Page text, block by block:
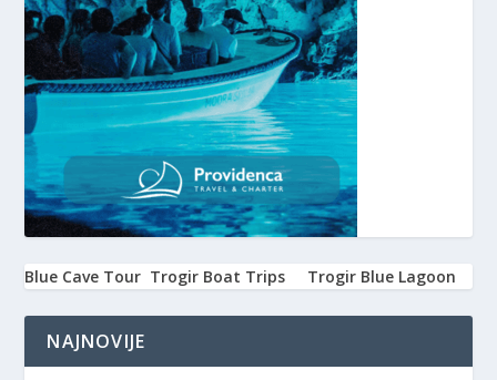
Blue Cave Tour Trogir Boat Trips Trogir Blue Lagoon
NAJNOVIJE